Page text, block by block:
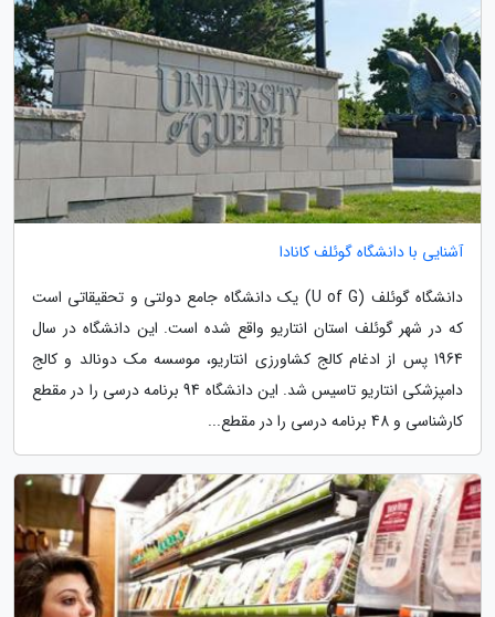
آشنایی با دانشگاه گوئلف کانادا
دانشگاه گوئلف (U of G) یک دانشگاه جامع دولتی و تحقیقاتی است
که در شهر گوئلف استان انتاریو واقع شده است. این دانشگاه در سال
1964 پس از ادغام کالج کشاورزی انتاریو، موسسه مک دونالد و کالج
دامپزشکی انتاریو تاسیس شد. این دانشگاه 94 برنامه درسی را در مقطع
کارشناسی و 48 برنامه درسی را در مقطع...